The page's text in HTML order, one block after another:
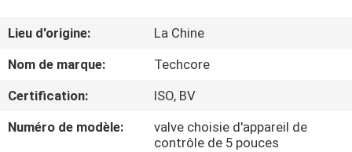
DE
NOUS
VISITE
D'USINE
Lieu d'origine:
La Chine
Nom de marque:
Techcore
Certification:
ISO, BV
Numéro de modèle:
valve choisie d'appareil de
contrôle de 5 pouces